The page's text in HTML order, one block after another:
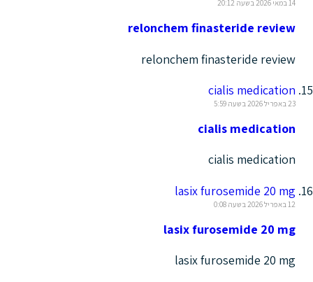
14 במאי 2026 בשעה 20:12
relonchem finasteride review
relonchem finasteride review
cialis medication
23 באפריל 2026 בשעה 5:59
cialis medication
cialis medication
lasix furosemide 20 mg
12 באפריל 2026 בשעה 0:08
lasix furosemide 20 mg
lasix furosemide 20 mg